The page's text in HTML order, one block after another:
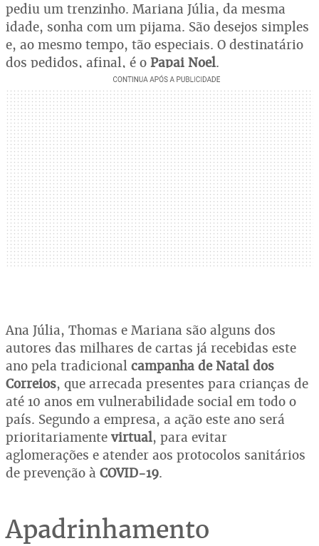
pediu um trenzinho. Mariana Júlia, da mesma
idade, sonha com um pijama. São desejos simples
e, ao mesmo tempo, tão especiais. O destinatário
dos pedidos, afinal, é o Papai Noel.
Ana Júlia, Thomas e Mariana são alguns dos
autores das milhares de cartas já recebidas este
ano pela tradicional campanha de Natal dos
Correios, que arrecada presentes para crianças de
até 10 anos em vulnerabilidade social em todo o
país. Segundo a empresa, a ação este ano será
prioritariamente virtual, para evitar
aglomerações e atender aos protocolos sanitários
de prevenção à COVID-19.
Apadrinhamento